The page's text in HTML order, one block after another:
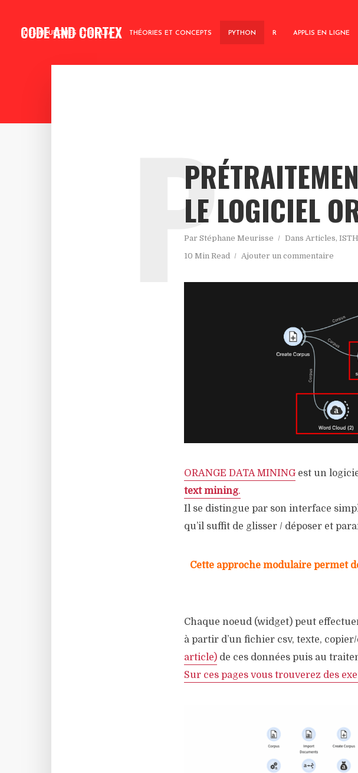
CODE AND CORTEX
DES NEURONES ET DE L’IA THÉORIES ET CONCEPTS PYTHON R APPLIS EN LIGNE
LE LOGICIEL
Par Stéphane Meurisse Dans Articles,
10 Min Read
Ajouter un commentaire
P
ORANGE DATA MINING est un
text mining.
Il se distingue par son interface
qu’il suffit de glisser / déposer et
Cette approche modulaire permet
Chaque noeud (widget) peut
à partir d’un fichier csv, texte,
article) de ces données puis au
Sur ces pages vous trouverez des